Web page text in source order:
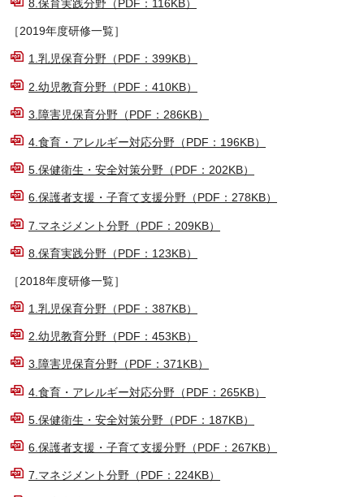
8.保育実践分野（PDF：116KB）
［2019年度研修一覧］
1.乳児保育分野（PDF：399KB）
2.幼児教育分野（PDF：410KB）
3.障害児保育分野（PDF：286KB）
4.食育・アレルギー対応分野（PDF：196KB）
5.保健衛生・安全対策分野（PDF：202KB）
6.保護者支援・子育て支援分野（PDF：278KB）
7.マネジメント分野（PDF：209KB）
8.保育実践分野（PDF：123KB）
［2018年度研修一覧］
1.乳児保育分野（PDF：387KB）
2.幼児教育分野（PDF：453KB）
3.障害児保育分野（PDF：371KB）
4.食育・アレルギー対応分野（PDF：265KB）
5.保健衛生・安全対策分野（PDF：187KB）
6.保護者支援・子育て支援分野（PDF：267KB）
7.マネジメント分野（PDF：224KB）